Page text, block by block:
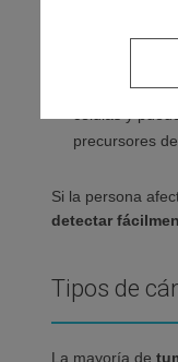
pólipos
presentan
células y
precursores
Si la persona
detectar
Tipos de
La mayoría de